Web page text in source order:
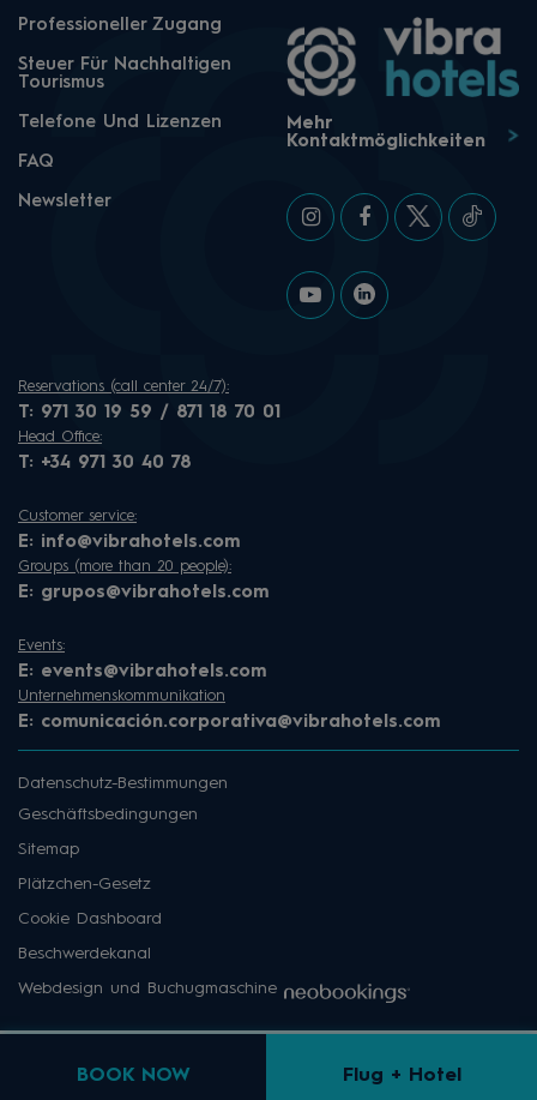
BOOK NOW Flug + Hotel
Professioneller Zugang
Steuer Für Nachhaltigen
Tourismus
Telefone Und Lizenzen
FAQ
Newsletter
Mehr
Kontaktmöglichkeiten
Reservations (call center 24/7):
T: 971 30 19 59 / 871 18 70 01
Head Office:
T: +34 971 30 40 78
Customer service:
E: info@vibrahotels.com
Groups (more than 20 people):
E: grupos@vibrahotels.com
Events:
E: events@vibrahotels.com
Unternehmenskommunikation
E: comunicación.corporativa@vibrahotels.com
Datenschutz-Bestimmungen
Geschäftsbedingungen
Sitemap
Plätzchen-Gesetz
Cookie Dashboard
Beschwerdekanal
Webdesign und Buchugmaschine